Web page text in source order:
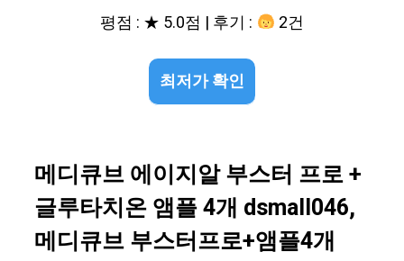
평점 : ★ 5.0점 | 후기 : 2건
최저가 확인
메디큐브 에이지알 부스터 프로 +
글루타치온 앰플 4개 dsmall046,
메디큐브 부스터프로+앰플4개